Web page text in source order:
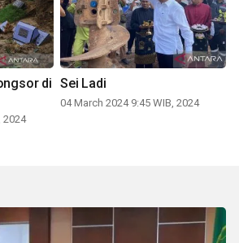
di
2024
Sei Ladi
04 March 2024 9:45 WIB, 2024